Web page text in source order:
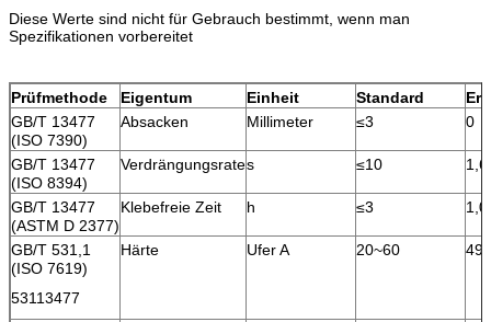
Diese Werte sind nicht für Gebrauch bestimmt, wenn man
Spezifikationen vorbereitet
Prüfmethode Eigentum Einheit Standard
GB/T 13477
(ISO 7390)
Absacken Millimeter ≤3 0
GB/T 13477
(ISO 8394)
Verdrängungsrates ≤10 1,6
GB/T 13477
(ASTM D 2377)
Klebefreie Zeit h ≤3 1,0
GB/T 531,1
(ISO 7619)
53113477
Härte Ufer A 20~60 49